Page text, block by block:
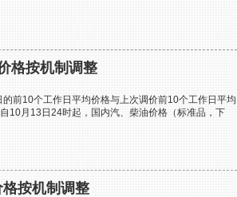
格按机制调整
前10个工作日平均价格与上次调价前10个工作日平均
10月13日24时起，国内汽、柴油价格（标准品，下
按机制调整